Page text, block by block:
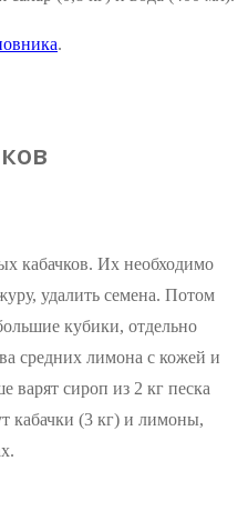
.
кабачков. Их необходимо
удалить семена. Потом
кубики, отдельно
средних лимона с кожей и
варят сироп из 2 кг песка
кабачки (3 кг) и лимоны,